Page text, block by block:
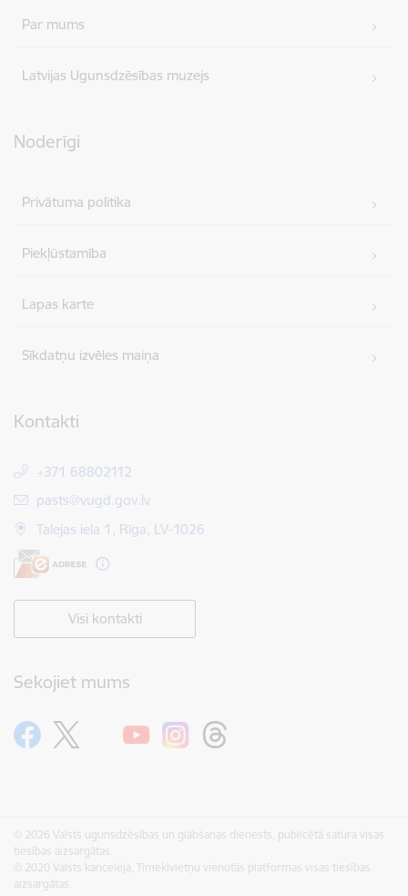
Par mums
Latvijas Ugunsdzēsības muzejs
Noderīgi
Privātuma politika
Piekļūstamība
Lapas karte
Sīkdatņu izvēles maiņa
Kontakti
+371 68802112
E-pasts:
pasts@vugd.gov.lv
Talejas iela 1, Rīga, LV-1026
Visi kontakti
Sekojiet mums
© 2026 Valsts ugunsdzēsības un glābšanas dienests, publicētā satura visas
tiesības aizsargātas.
© 2020 Valsts kanceleja, Tīmekļvietņu vienotās platformas visas tiesības
aizsargātas.